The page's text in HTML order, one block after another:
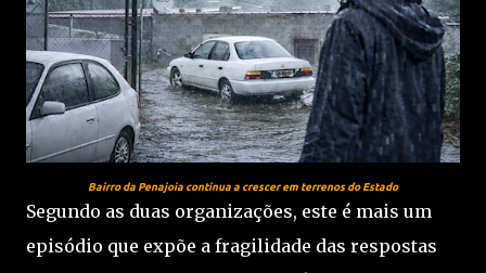
Bairro da Penajoia continua a crescer em terrenos do Estado
Segundo as duas organizações, este é mais um
episódio que expõe a fragilidade das respostas